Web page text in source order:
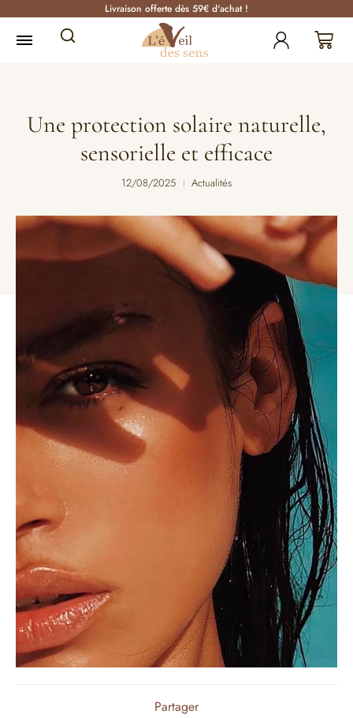
Livraison offerte dès 59€ d'achat !
Une protection solaire naturelle,
sensorielle et efficace
12/08/2025 Actualités
Partager